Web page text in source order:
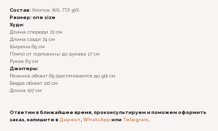
Состав: Хлопок 70%, ПЭ 30%
Размер: one size
Худи:
Длина спереди 72 см
Длина сзади 74 см
Ширина 65 см
Плечо от горловины до рукава 17 см
Рукав 63 см
Джоггеры:
Резинка обхват 65 (растягивается до 90) см
Бедра обхват 110 см
Длина 107 см
Ответим в ближайшее время, проконсультируем и поможем оформить
заказ, напишите в Директ WhatsApp или Telegram